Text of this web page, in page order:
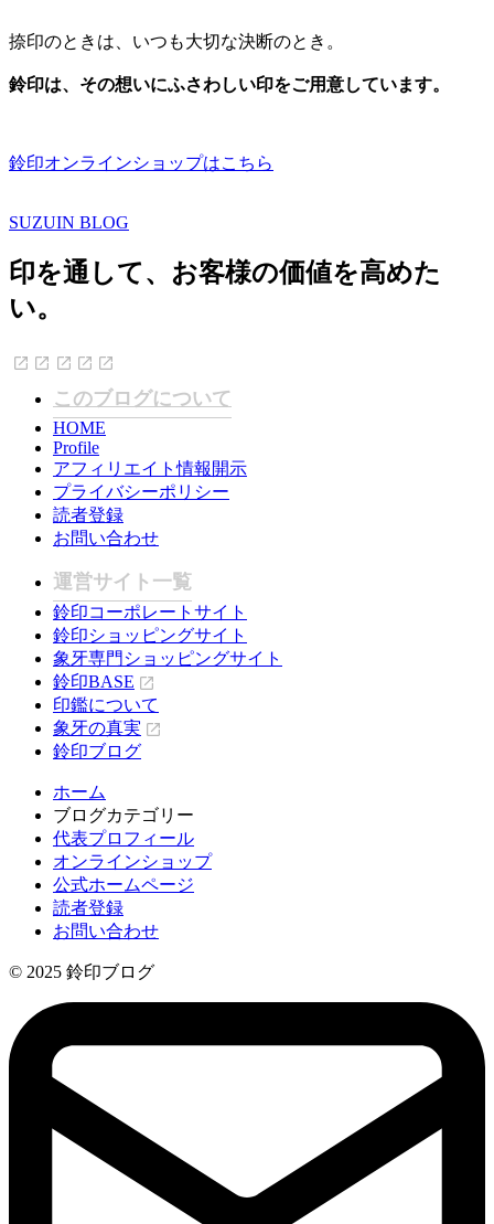
捺印のときは、いつも大切な決断のとき。
鈴印は、その想いにふさわしい印をご用意しています。
鈴印オンラインショップはこちら
SUZUIN BLOG
印を通して、お客様の価値を高めた
い。
このブログについて
HOME
Profile
アフィリエイト情報開示
プライバシーポリシー
読者登録
お問い合わせ
運営サイト一覧
鈴印コーポレートサイト
鈴印ショッピングサイト
象牙専門ショッピングサイト
鈴印BASE
印鑑について
象牙の真実
鈴印ブログ
ホーム
ブログカテゴリー
代表プロフィール
オンラインショップ
公式ホームページ
読者登録
お問い合わせ
© 2025 鈴印ブログ